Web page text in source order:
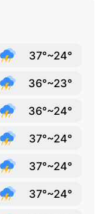
37°~24°
36°~23°
36°~24°
37°~24°
37°~24°
37°~24°